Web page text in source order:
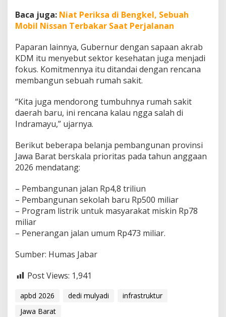
Baca juga: Niat Periksa di Bengkel, Sebuah
Mobil Nissan Terbakar Saat Perjalanan
Paparan lainnya, Gubernur dengan sapaan akrab
KDM itu menyebut sektor kesehatan juga menjadi
fokus. Komitmennya itu ditandai dengan rencana
membangun sebuah rumah sakit.
“Kita juga mendorong tumbuhnya rumah sakit
daerah baru, ini rencana kalau ngga salah di
Indramayu,” ujarnya.
Berikut beberapa belanja pembangunan provinsi
Jawa Barat berskala prioritas pada tahun anggaan
2026 mendatang:
– Pembangunan jalan Rp4,8 triliun
– Pembangunan sekolah baru Rp500 miliar
– Program listrik untuk masyarakat miskin Rp78
miliar
– Penerangan jalan umum Rp473 miliar.
Sumber: Humas Jabar
Post Views: 1,941
apbd 2026 dedi mulyadi
infrastruktur
Jawa Barat